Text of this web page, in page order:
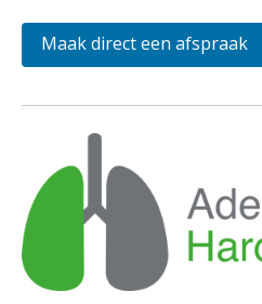
Maak direct een afspraak